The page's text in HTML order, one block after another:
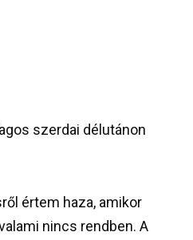
szerdai délutánon
értem haza, amikor
nincs rendben. A